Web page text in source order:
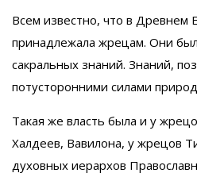
Всем известно, что в Древнем
принадлежала жрецам. Они
сакральных знаний. Знаний,
потусторонними силами
Такая же власть была и у
Халдеев, Вавилона, у жрецов
духовных иерархов